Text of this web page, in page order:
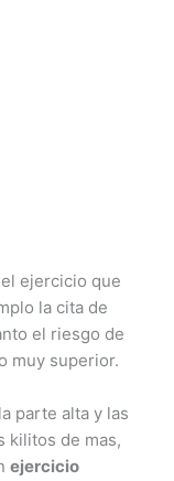
ejercicio que
la cita de
el riesgo de
muy superior.
parte alta y las
kilitos de mas,
ejercicio